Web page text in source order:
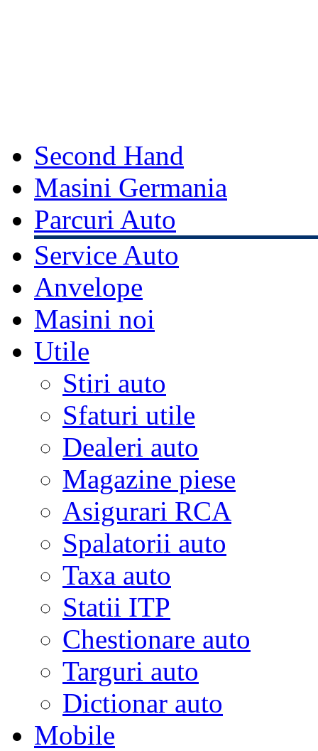
Second Hand
Masini Germania
Parcuri Auto
Service Auto
Anvelope
Masini noi
Utile
Stiri auto
Sfaturi utile
Dealeri auto
Magazine piese
Asigurari RCA
Spalatorii auto
Taxa auto
Statii ITP
Chestionare auto
Targuri auto
Dictionar auto
Mobile